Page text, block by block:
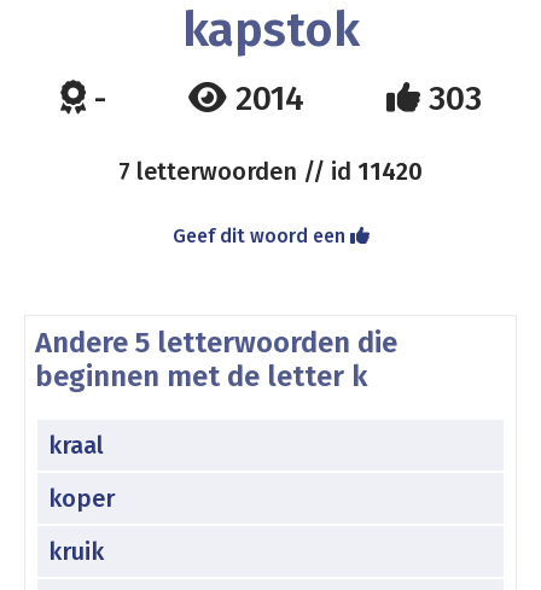
kapstok
- 2014 303
7 letterwoorden // id 11420
Geef dit woord een
Andere 5 letterwoorden die
beginnen met de letter k
kraal
koper
kruik